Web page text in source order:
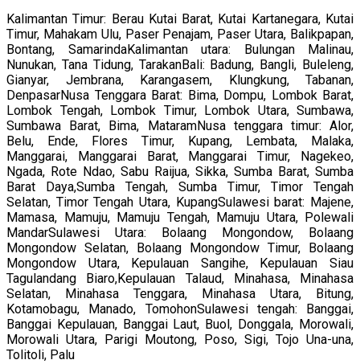
Kalimantan Timur: Berau Kutai Barat, Kutai Kartanegara, Kutai
Timur, Mahakam Ulu, Paser Penajam, Paser Utara, Balikpapan,
Bontang, SamarindaKalimantan utara: Bulungan Malinau,
Nunukan, Tana Tidung, TarakanBali: Badung, Bangli, Buleleng,
Gianyar, Jembrana, Karangasem, Klungkung, Tabanan,
DenpasarNusa Tenggara Barat: Bima, Dompu, Lombok Barat,
Lombok Tengah, Lombok Timur, Lombok Utara, Sumbawa,
Sumbawa Barat, Bima, MataramNusa tenggara timur: Alor,
Belu, Ende, Flores Timur, Kupang, Lembata, Malaka,
Manggarai, Manggarai Barat, Manggarai Timur, Nagekeo,
Ngada, Rote Ndao, Sabu Raijua, Sikka, Sumba Barat, Sumba
Barat Daya,Sumba Tengah, Sumba Timur, Timor Tengah
Selatan, Timor Tengah Utara, KupangSulawesi barat: Majene,
Mamasa, Mamuju, Mamuju Tengah, Mamuju Utara, Polewali
MandarSulawesi Utara: Bolaang Mongondow, Bolaang
Mongondow Selatan, Bolaang Mongondow Timur, Bolaang
Mongondow Utara, Kepulauan Sangihe, Kepulauan Siau
Tagulandang Biaro,Kepulauan Talaud, Minahasa, Minahasa
Selatan, Minahasa Tenggara, Minahasa Utara, Bitung,
Kotamobagu, Manado, TomohonSulawesi tengah: Banggai,
Banggai Kepulauan, Banggai Laut, Buol, Donggala, Morowali,
Morowali Utara, Parigi Moutong, Poso, Sigi, Tojo Una-una,
Tolitoli, Palu